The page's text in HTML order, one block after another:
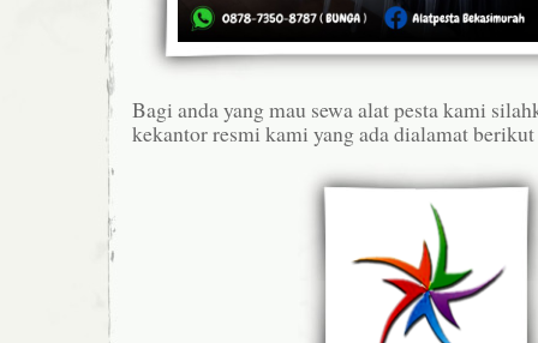
Bagi anda yang mau sewa alat pesta kami
kekantor resmi kami yang ada dialamat